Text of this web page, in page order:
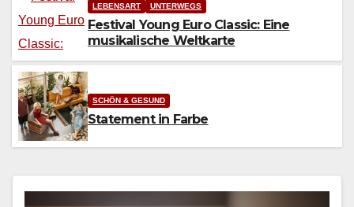
LEBENSART UNTERWEGS
Festival Young Euro Classic: Eine
musikalische Weltkarte
SCHÖN & GESUND
Statement in Farbe